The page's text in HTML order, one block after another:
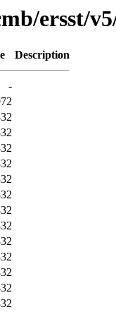
ersst/
Description
-